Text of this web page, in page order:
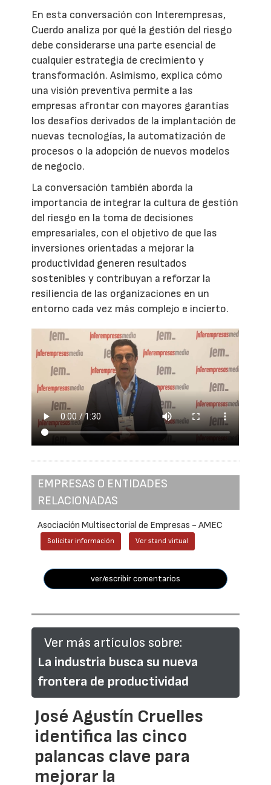
En esta conversación con Interempresas,
Cuerdo analiza por qué la gestión del riesgo
debe considerarse una parte esencial de
cualquier estrategia de crecimiento y
transformación. Asimismo, explica cómo
una visión preventiva permite a las
empresas afrontar con mayores garantías
los desafíos derivados de la implantación de
nuevas tecnologías, la automatización de
procesos o la adopción de nuevos modelos
de negocio.
La conversación también aborda la
importancia de integrar la cultura de gestión
del riesgo en la toma de decisiones
empresariales, con el objetivo de que las
inversiones orientadas a mejorar la
productividad generen resultados
sostenibles y contribuyan a reforzar la
resiliencia de las organizaciones en un
entorno cada vez más complejo e incierto.
EMPRESAS O ENTIDADES
RELACIONADAS
Asociación Multisectorial de Empresas - AMEC
Solicitar información Ver stand virtual
ver/escribir comentarios
Ver más artículos sobre:
La industria busca su nueva
frontera de productividad
José Agustín Cruelles
identifica las cinco
palancas clave para
mejorar la